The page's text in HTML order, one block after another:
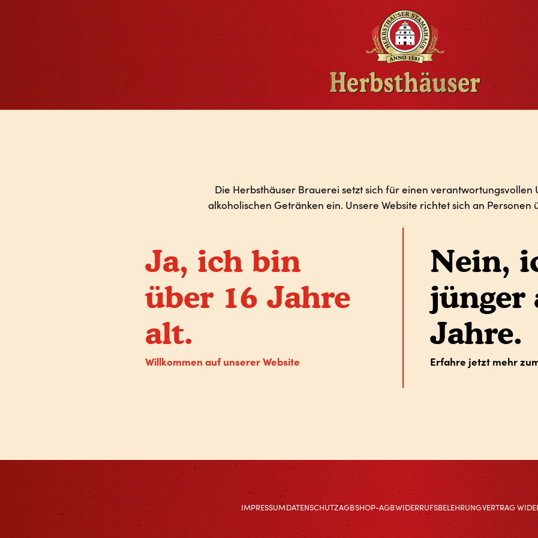
Die Herbsthäuser Brauerei setzt sich für einen verantwortungsvollen
alkoholischen Getränken ein. Unsere Website richtet sich an Personen
Ja, ich bin
über 16 Jahre
alt.
Willkommen auf unserer Website
Nein,
jünger
Jahre.
Erfahre jetzt mehr
IMPRESSUMDATENSCHUTZAGBSHOP-AGBWIDERRUFSBELEHRUNGVERTRAG